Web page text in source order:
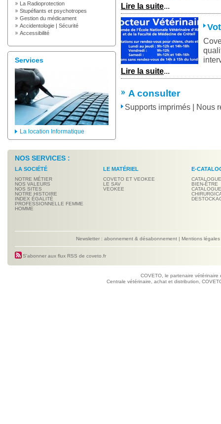
La Radioprotection
Stupéfiants et psychotropes
Gestion du médicament
Accidentologie | Sécurité
Accessibilité
Services
La location Informatique
Lire la suite...
Lire la suite...
A consulter
Supports imprimés | Nous
NOS SERVICES :
LA SOCIÉTÉ
NOTRE MÉTIER
NOS VALEURS
NOS SITES
NOTRE HISTOIRE
INDEX ÉGALITÉ
PROFESSIONNELLE FEMME
HOMME
LE MATÉRIEL
COVETO ET VEOKEE
LE SAV
VEOKEE
E-
BIEN-ÊTRE
Newsletter : abonnement & désabonnement | Mentions légales
S'abonner aux flux RSS de coveto.fr
COVETO, le partenaire
Centrale vétérinaire, achat et distribution,